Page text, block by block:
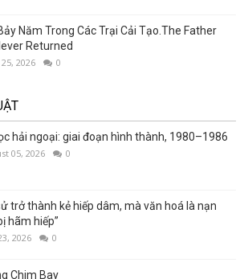
Năm Trong Các Trại Cải Tạo.The Father
Returned
2026 0
hải ngoại: giai đoạn hình thành, 1980–1986
05, 2026 0
trở thành kẻ hiếp dâm, mà văn hoá là nạn
hãm hiếp”
2026 0
Chim Bay